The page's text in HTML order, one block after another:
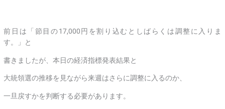
前日は「節目の17,000円を割り込むとしばらくは調整に入りま
す。」と
書きましたが、本日の経済指標発表結果と
大統領選の推移を見ながら来週はさらに調整に入るのか、
一旦戻すかを判断する必要があります。